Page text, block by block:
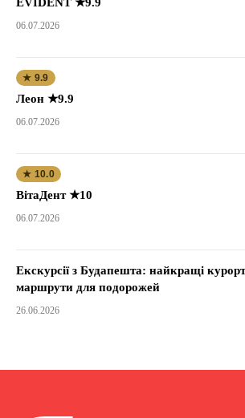
06.07.2026
★ 9.9
Леон ★9.9
06.07.2026
★ 10.0
ВітаДент ★10
06.07.2026
Екскурсії з Будапешта: найкращі
маршрути для подорожей
26.06.2026